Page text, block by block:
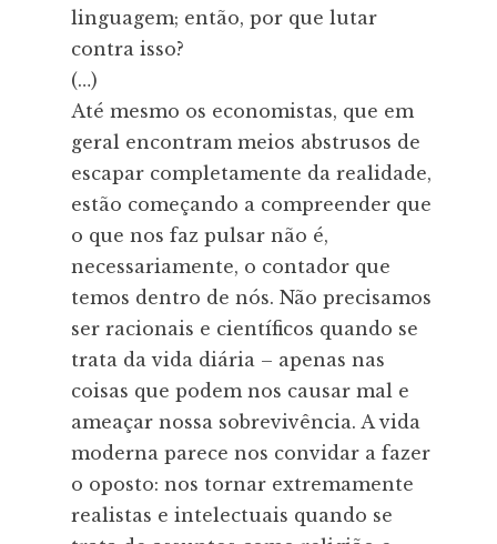
linguagem; então, por que lutar
contra isso?
(…)
Até mesmo os economistas, que em
geral encontram meios abstrusos de
escapar completamente da realidade,
estão começando a compreender que
o que nos faz pulsar não é,
necessariamente, o contador que
temos dentro de nós. Não precisamos
ser racionais e científicos quando se
trata da vida diária – apenas nas
coisas que podem nos causar mal e
ameaçar nossa sobrevivência. A vida
moderna parece nos convidar a fazer
o oposto: nos tornar extremamente
realistas e intelectuais quando se